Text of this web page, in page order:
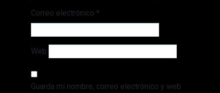
Correo electrónico *
Web
Guarda mi nombre, correo electrónico y web